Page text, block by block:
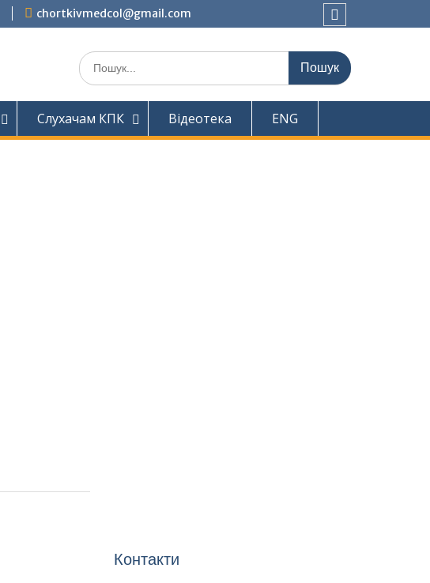
chortkivmedcol@gmail.com
Шукати:
Слухачам КПК Відеотека ENG
Контакти